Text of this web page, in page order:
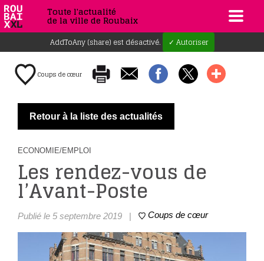
Toute l'actualité
de la ville de Roubaix
AddToAny (share) est désactivé. ✓ Autoriser
Coups de cœur
Retour à la liste des actualités
ECONOMIE/EMPLOI
Les rendez-vous de
l’Avant-Poste
Publié le 5 septembre 2019 | Coups de cœur